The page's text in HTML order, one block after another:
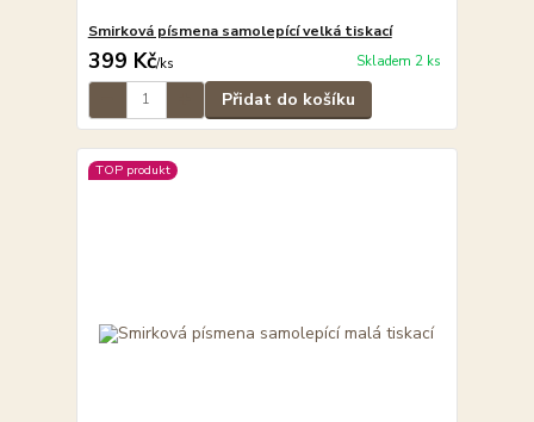
Smirková písmena samolepící velká tiskací
399 Kč/ks Skladem 2 ks
Přidat do košíku
TOP produkt